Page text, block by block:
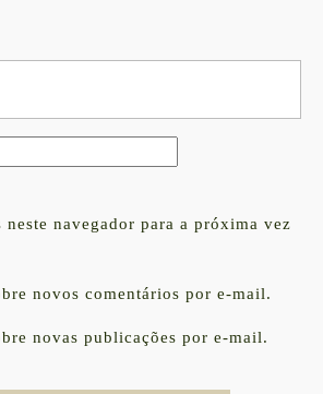
neste navegador para a próxima vez
novos comentários por e-mail.
novas publicações por e-mail.